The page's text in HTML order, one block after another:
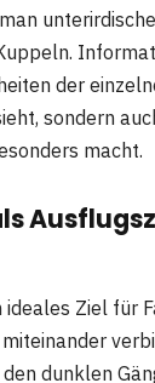
der
sondern
macht.
ideales Ziel für
dunklen